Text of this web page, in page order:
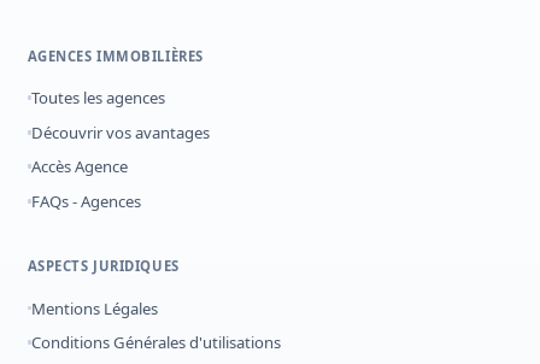
AGENCES IMMOBILIÈRES
Toutes les agences
Découvrir vos avantages
Accès Agence
FAQs - Agences
ASPECTS JURIDIQUES
Mentions Légales
Conditions Générales d'utilisations